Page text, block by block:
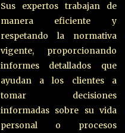
Sus expertos trabajan de
manera eficiente y
respetando la normativa
vigente, proporcionando
informes detallados que
ayudan a los clientes a
tomar decisiones
informadas sobre su vida
personal o procesos